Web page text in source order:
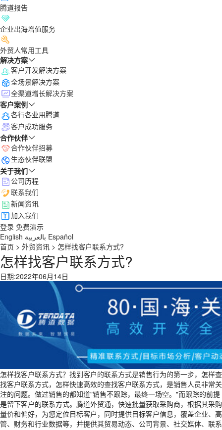
腾道报告
企业出海增值服务
外贸人常用工具
解决方案
客户开发解决方案
全场景解决方案
全渠道增长解决方案
客户案例
各行各业用腾道
客户成功服务
合作伙伴
合作伙伴招募
生态伙伴联盟
关于我们
公司历程
联系我们
新闻资讯
加入我们
登录 免费演示
English بالعربية Español
首页 > 外贸资讯 > 怎样找客户联系方式?
怎样找客户联系方式?
日期:2022年06月14日
怎样找客户联系方式？找到客户的联系方式是销售行为的第一步，怎样查
找客户联系方式，怎样快速高效的查找客户联系方式，是销售人员非常关
注的问题。做过销售的都知道"销售不跟踪，最终一场空。"而跟踪的前提
是留下客户的联系方式。腾道外贸通，快速批量获取采购商，根据其采购
量价和偏好，为您定位目标客户，同时提供目标客户信息，覆盖企业、高
管、财务和行业数据等，并提供其贸易动态、公司背景、社交媒体、联系